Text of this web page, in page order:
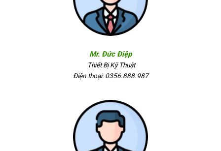
Mr. Đức Điệp
Thiết Bị Kỹ Thuật
Điện thoại: 0356.888.987